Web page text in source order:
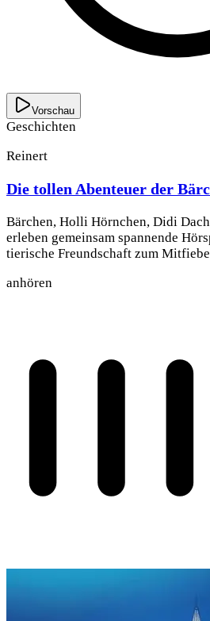
Vorschau
Geschichten
Reinert
Die tollen Abenteuer der
Bärchen, Holli Hörnchen, Didi
erleben gemeinsam spannende
tierische Freundschaft zum
anhören